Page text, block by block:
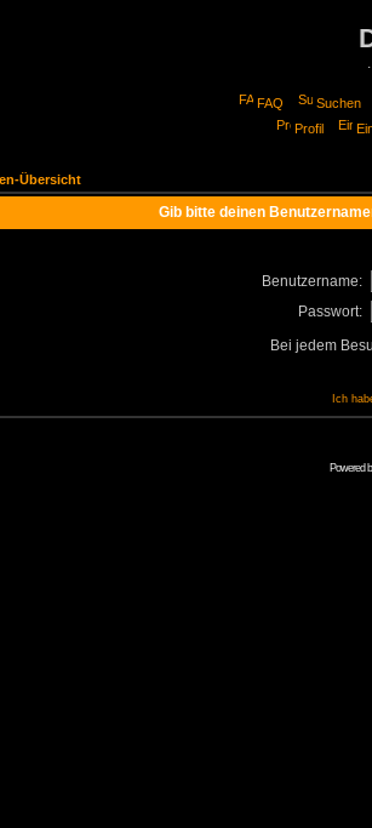
FAQ
Suchen
Profil
Übersicht
Gib bitte deinen
Benutzername:
Passwort:
Bei jedem
Ich
Powered